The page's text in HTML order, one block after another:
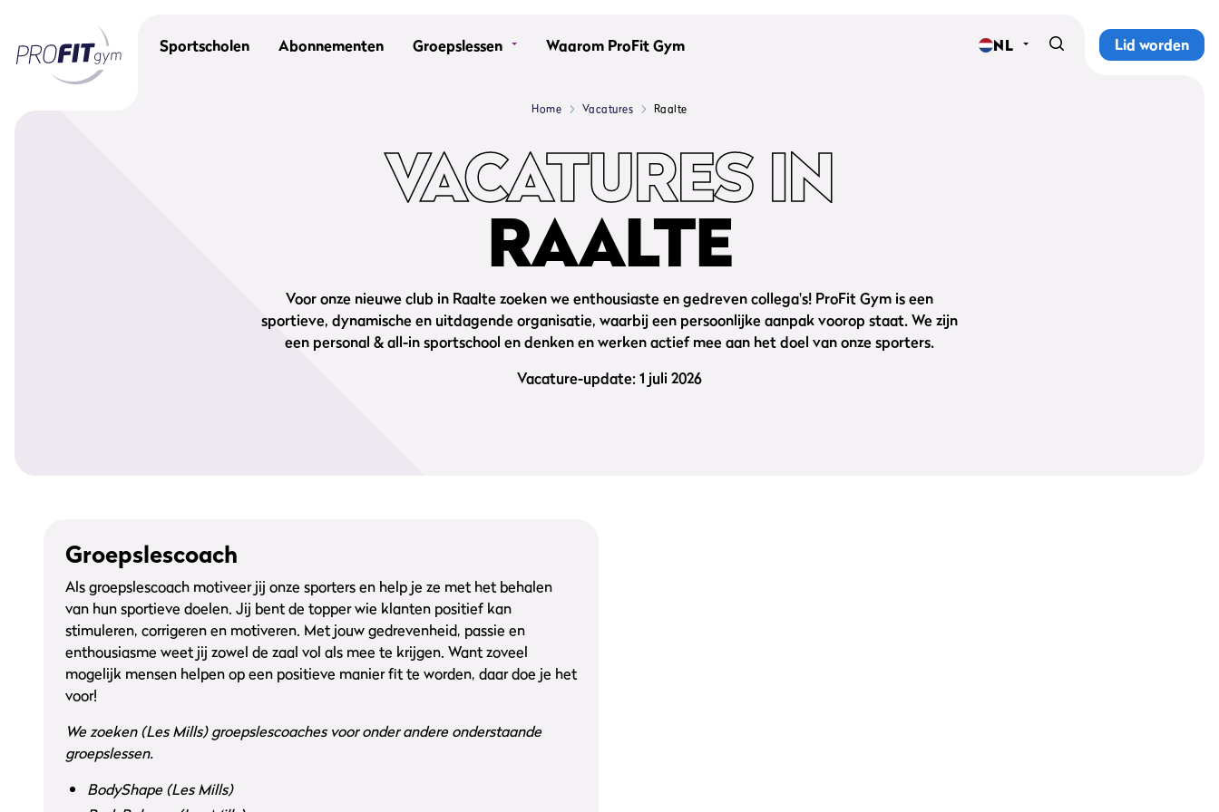
Sportscholen Abonnementen Groepslessen
Waarom ProFit Gym
Alle groepslessen
Waarom ProFit Gym
NL Lid worden
Home Vacatures Raalte
VACATURES IN
RAALTE
Voor onze nieuwe club in Raalte zoeken we enthousiaste en gedreven collega's! ProFit Gym is een
sportieve, dynamische en uitdagende organisatie, waarbij een persoonlijke aanpak voorop staat. We zijn
een personal & all-in sportschool en denken en werken actief mee aan het doel van onze sporters.
Vacature-update: 1 juli 2026
Groepslescoach
Als groepslescoach motiveer jij onze sporters en help je ze met het behalen
van hun sportieve doelen. Jij bent de topper wie klanten positief kan
stimuleren, corrigeren en motiveren. Met jouw gedrevenheid, passie en
enthousiasme weet jij zowel de zaal vol als mee te krijgen. Want zoveel
mogelijk mensen helpen op een positieve manier fit te worden, daar doe je het
voor!
We zoeken (Les Mills) groepslescoaches voor onder andere onderstaande
groepslessen.
BodyShape (Les Mills)